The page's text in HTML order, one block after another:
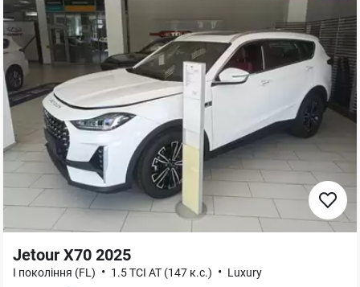
Jetour X70 2025
І покоління (FL) • 1.5 TCI AT (147 к.с.) • Luxury